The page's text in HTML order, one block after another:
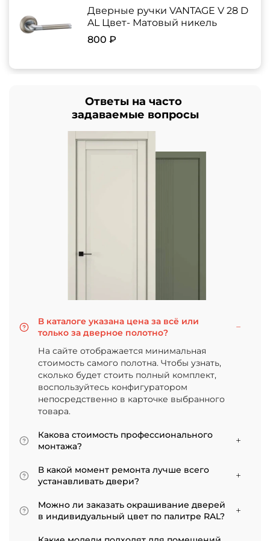
Дверные ручки VANTAGE V 28 D
AL Цвет- Матовый никель
800 ₽
Ответы на часто
задаваемые вопросы
В каталоге указана цена за всё или
только за дверное полотно?
На сайте отображается минимальная
стоимость самого полотна. Чтобы узнать,
сколько будет стоить полный комплект,
воспользуйтесь конфигуратором
непосредственно в карточке выбранного
товара.
Какова стоимость профессионального
монтажа?
Итоговая сумма зависит от типа отделки
двери и габаритов проема. Минимальная
цена за установку стандартной двери с
покрытием «экошпон» начинается от 5000
рублей.
В какой момент ремонта лучше всего
устанавливать двери?
Мы советуем приступать к монтажу после
того, как уложено напольное покрытие. В
противном случае из-за изменения уровня
пола полотно может не подойти по высоте, и
Можно ли заказать окрашивание дверей
в индивидуальный цвет по палитре RAL?
Да, такая возможность есть. В нашем